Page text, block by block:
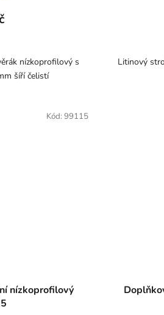
nízkoprofilový s
šíří čelistí
Litinový
nízkoprofilový
Kód:99115